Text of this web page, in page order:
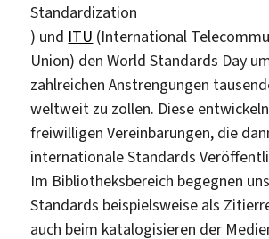
Standardization
) und ITU (International
Union) den World Standards Day
zahlreichen Anstrengungen
weltweit zu zollen. Diese
freiwilligen Vereinbarungen, die
internationale Standards
Im Bibliotheksbereich begegnen
Standards beispielsweise als
auch beim katalogisieren der